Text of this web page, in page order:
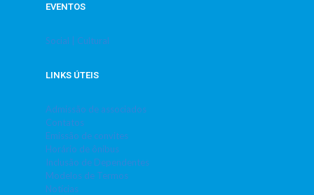
EVENTOS
Social | Cultural
LINKS ÚTEIS
Admissão de associados
Contatos
Emissão de convites
Horário de ônibus
Inclusão de Dependentes
Modelos de Termos
Notícias